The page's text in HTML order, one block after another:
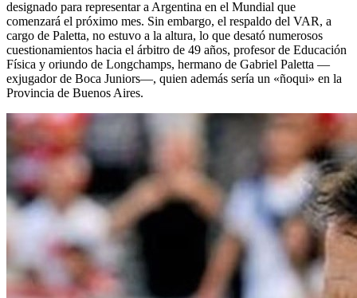
designado para representar a Argentina en el Mundial que
comenzará el próximo mes. Sin embargo, el respaldo del VAR, a
cargo de Paletta, no estuvo a la altura, lo que desató numerosos
cuestionamientos hacia el árbitro de 49 años, profesor de Educación
Física y oriundo de Longchamps, hermano de Gabriel Paletta —
exjugador de Boca Juniors—, quien además sería un «ñoqui» en la
Provincia de Buenos Aires.